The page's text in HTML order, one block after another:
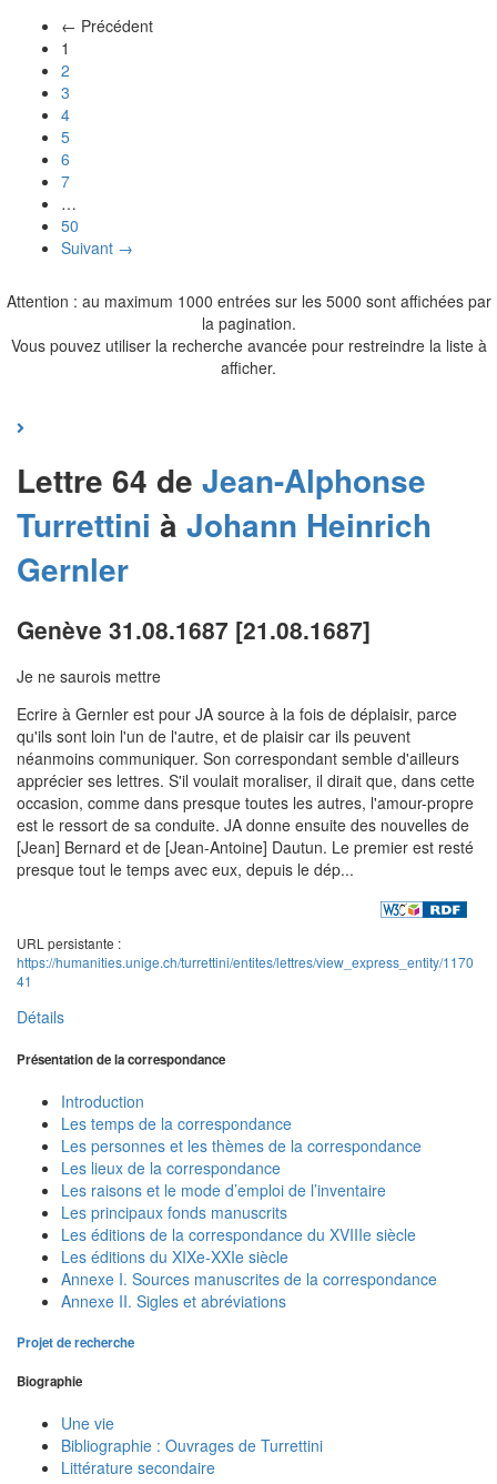
← Précédent
1
2
3
4
5
6
7
…
50
Suivant →
Attention : au maximum 1000 entrées sur les 5000 sont affichées par
la pagination.
Vous pouvez utiliser la recherche avancée pour restreindre la liste à
afficher.
Lettre 64 de Jean-Alphonse
Turrettini à Johann Heinrich
Gernler
Genève 31.08.1687 [21.08.1687]
Je ne saurois mettre
Ecrire à Gernler est pour JA source à la fois de déplaisir, parce
qu'ils sont loin l'un de l'autre, et de plaisir car ils peuvent
néanmoins communiquer. Son correspondant semble d'ailleurs
apprécier ses lettres. S'il voulait moraliser, il dirait que, dans cette
occasion, comme dans presque toutes les autres, l'amour-propre
est le ressort de sa conduite. JA donne ensuite des nouvelles de
[Jean] Bernard et de [Jean-Antoine] Dautun. Le premier est resté
presque tout le temps avec eux, depuis le dép...
URL persistante :
https://humanities.unige.ch/turrettini/entites/lettres/view_express_entity/1170
41
Détails
Présentation de la correspondance
Introduction
Les temps de la correspondance
Les personnes et les thèmes de la correspondance
Les lieux de la correspondance
Les raisons et le mode d’emploi de l’inventaire
Les principaux fonds manuscrits
Les éditions de la correspondance du XVIIIe siècle
Les éditions du XIXe-XXIe siècle
Annexe I. Sources manuscrites de la correspondance
Annexe II. Sigles et abréviations
Projet de recherche
Biographie
Une vie
Bibliographie : Ouvrages de Turrettini
Littérature secondaire